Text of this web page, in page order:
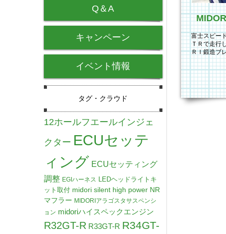
富士スピー
ＴＲで走行
ＲＩ鍛造ブ
た。早朝
Q＆A
キャンペーン
イベント情報
タグ・クラウド
12ホールフエールインジェ
クター ECUセッテ
ィング ECUセッティング
調整 EGIハーネス LEDヘッドライトキ
ット取付 midori silent high power NR
マフラー MIDORIアラゴスタサスペンシ
ョン midoriハイスペックエンジン
R32GT-R R33GT-R R34GT-